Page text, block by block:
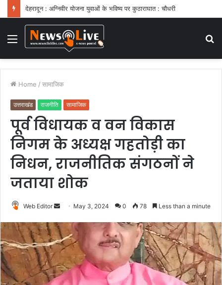
देहरादून : अग्निवीर योजना युवाओं के भविष्य पर कुठाराघात : चौधरी
Menu
Home / सामाजिक
उत्तराखंड राजनीति सामाजिक
पूर्व विधायक व वन विकास
निगम के अध्यक्ष गहतोड़ी का
निधन, राजनीतिक संगठनों ने
जताया शोक
Web Editor
n
d
a
n
e
May 3, 2024 0 78 Less than a minute